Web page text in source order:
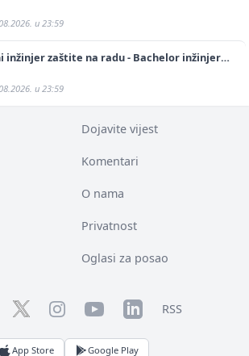
u 23:59
inžinjer zaštite na radu - Bachelor inžinjer
(m/ž)
u 23:59
Dojavite vijest
Komentari
O nama
Privatnost
Oglasi za posao
TwitterInstagramYouTubeLinkedInRSS
App Store Google Play